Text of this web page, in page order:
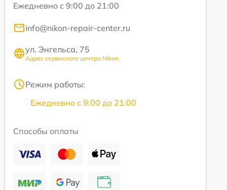
Ежедневно с 9:00 до 21:00
info@nikon-repair-center.ru
ул. Энгельса, 75
Адрес сервисного центра Nikon
Режим работы:
Ежедневно с 9:00 до 21:00
Способы оплаты